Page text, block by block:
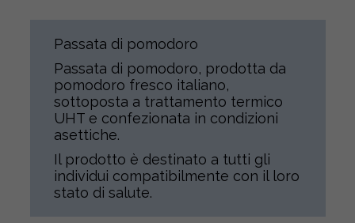
Passata di pomodoro
Passata di pomodoro, prodotta da
pomodoro fresco italiano,
sottoposta a trattamento termico
UHT e confezionata in condizioni
asettiche.
Il prodotto è destinato a tutti gli
individui compatibilmente con il loro
stato di salute.